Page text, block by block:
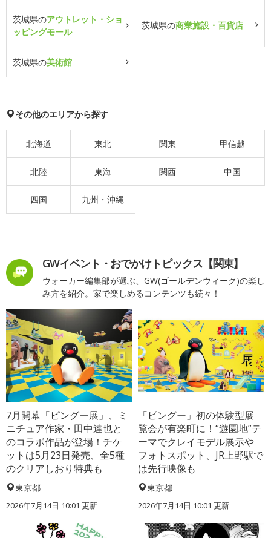
茨城県のアウトレット・ショ
ッピングモール
茨城県の商業施設・百貨店
茨城県の美術館
その他のエリアから探す
北海道 東北 関東 甲信越
北陸 東海 関西 中国
四国 九州・沖縄
GWイベント・おでかけトピックス【関東】
ウォーカー編集部が選ぶ、GW(ゴールデンウィーク)の楽し
み方を紹介。家で楽しめるコンテンツも続々！
7月開幕「ピングー展」、ミ
ニチュア作家・田中達也と
のコラボ作品が登場！チケ
ットは5月23日発売、全5種
のクリアしおり特典も
東京都
2026年7月14日 10:01 更新
「ピングー」初の体験型展
覧会が有楽町に！“遊園地”テ
ーマでクレイモデル展示や
フォトスポット、JR上野駅で
は先行映像も
東京都
2026年7月14日 10:01 更新